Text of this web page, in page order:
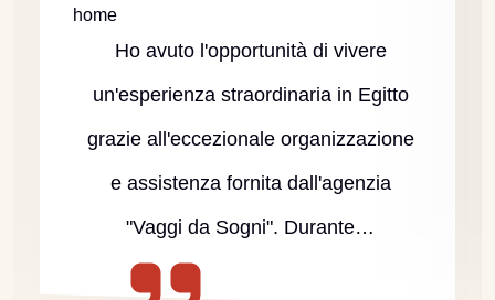
home
Ho avuto l'opportunità di vivere
un'esperienza straordinaria in Egitto
grazie all'eccezionale organizzazione
e assistenza fornita dall'agenzia
"Vaggi da Sogni". Durante…